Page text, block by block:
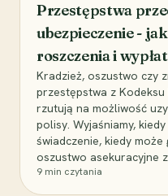
Przestępstwa
ubezpieczenie -
roszczenia i
Kradzież, oszustwo czy
przestępstwa z
rzutują na możliwość
polisy. Wyjaśniamy,
świadczenie, kiedy
oszustwo asekuracyjne
9 min czytania